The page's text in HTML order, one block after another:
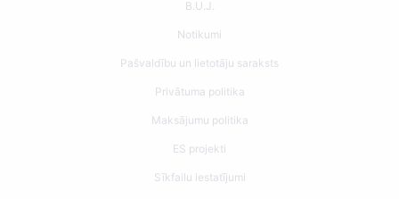
B.U.J.
Notikumi
Pašvaldību un lietotāju saraksts
Privātuma politika
Maksājumu politika
ES projekti
Sīkfailu iestatījumi